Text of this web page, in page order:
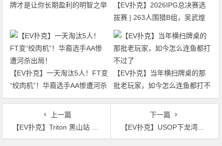
牌才是让你长期盈利的明智之举
【EV扑克】2026IPG总决赛选
拔赛 | 263人围猎B组，吴武煌
54.4万领跑，主赛第一轮晋级版
图再添40人
【EV扑克】一天淘汰5人！FT变
“绞肉机”！华裔选手AA惨遭河杀
出局！
【EV扑克】当年横扫牌桌的那
批老玩家，如今怎么连鱼都打不
过了
上一篇
【EV扑克】Triton 黑山站 | Aleks Ponakovs 称霸十周年特别赛，狂揽300万美金！
下一篇
【EV扑克】USOP下龙湾站第四日 | 432人次鏖战迷你主赛A\B组，国人选手吴成杉CL领跑全场、王辰Scl紧随其后进入DAY2